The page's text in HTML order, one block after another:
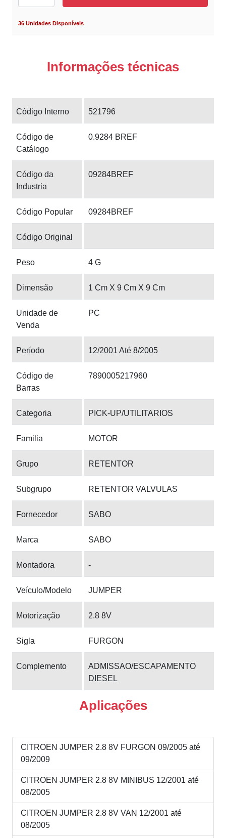
36 Unidades Disponíveis
Informações técnicas
Código Interno 521796
Código de
Catálogo
0.9284 BREF
Código da
Industria
09284BREF
Código Popular 09284BREF
Código Original
Peso 4 G
Dimensão 1 Cm X 9 Cm X 9 Cm
Unidade de
Venda
PC
Período 12/2001 Até 8/2005
Código de
Barras
7890005217960
Categoria PICK-UP/UTILITARIOS
Familia MOTOR
Grupo RETENTOR
Subgrupo RETENTOR VALVULAS
Fornecedor SABO
Marca SABO
Montadora -
Veículo/Modelo JUMPER
Motorização 2.8 8V
Sigla FURGON
Complemento
ADMISSAO/ESCAPAMENTO
DIESEL
Aplicações
CITROEN JUMPER 2.8 8V FURGON 09/2005 até
09/2009
CITROEN JUMPER 2.8 8V MINIBUS 12/2001 até
08/2005
CITROEN JUMPER 2.8 8V VAN 12/2001 até
08/2005